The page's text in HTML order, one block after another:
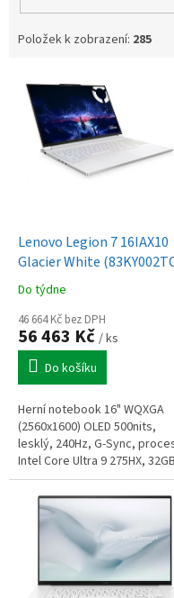
Položek k zobrazení: 285
Lenovo Legion 7 16IAX10
Glacier White
Do týdne
46 664 Kč bez DPH
56 463 Kč / ks
Do košíku
Herní notebook 16" WQXGA
(2560x1600) OLED 500nits,
lesklý, 240Hz, G-Sync,
Intel Core Ultra 9 275HX, 32GB
(2x16GB SO-DIMM DDR5-
1TB SSD M.2 2242 PCIe 4.0x4...